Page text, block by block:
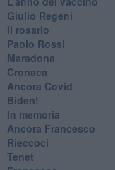
Giulio Regeni
​Il rosario
Paolo Rossi
Maradona
Cronaca
​Ancora Covid
​Biden!
In memoria
​Ancora Francesco
Rieccoci
Tenet